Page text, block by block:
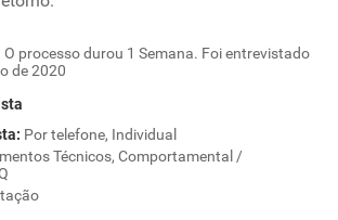
processo durou 1 Semana. Foi entrevistado
de 2020
: Por telefone, Individual
Técnicos, Comportamental /